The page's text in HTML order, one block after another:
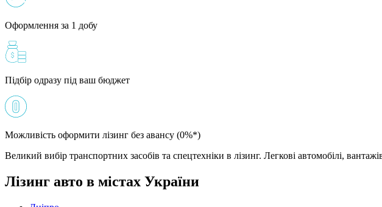
Оформлення за 1 добу
Підбір одразу під ваш бюджет
Можливість оформити лізинг без авансу (0%*)
Великий вибір транспортних засобів та спецтехніки в лізинг. Легкові автомобілі,
Лізинг авто в містах України